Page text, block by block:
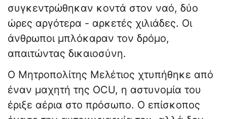
συγκεντρώθηκαν κοντά στον ναό, δύο
ώρες αργότερα - αρκετές χιλιάδες. Οι
άνθρωποι μπλόκαραν τον δρόμο,
απαιτώντας δικαιοσύνη.
Ο Μητροπολίτης Μελέτιος χτυπήθηκε από
έναν μαχητή της OCU, η αστυνομία του
έριξε αέρια στο πρόσωπο. Ο επίσκοπος